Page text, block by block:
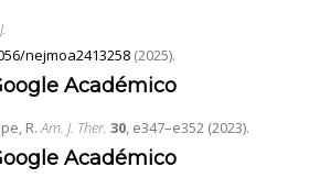
nejmoa2413258 (2025).
Académico
R.Am. J. Ther. 30, e347–e352 (2023).
Académico